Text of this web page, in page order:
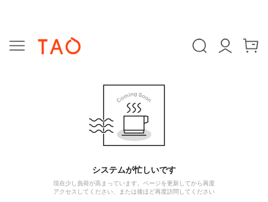
システムが忙しいです
現在少し負荷が高まっています。ページを更新してから再度
アクセスしてください、または後ほど再度訪問してください